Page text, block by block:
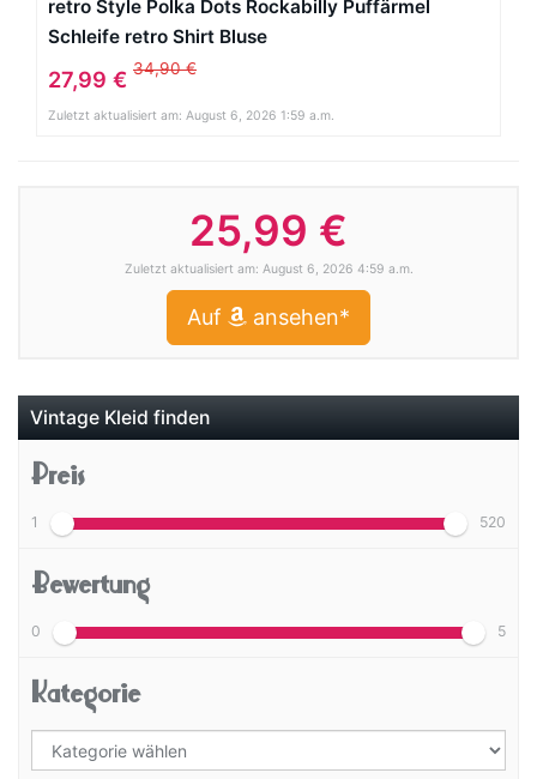
retro Style Polka Dots Rockabilly Puffärmel
Schleife retro Shirt Bluse
27,99 € 34,90 €
Zuletzt aktualisiert am: August 6, 2026 1:59 a.m.
25,99 €
Zuletzt aktualisiert am: August 6, 2026 4:59 a.m.
Auf ansehen*
Vintage Kleid finden
Preis
1 520
Bewertung
0 5
Kategorie